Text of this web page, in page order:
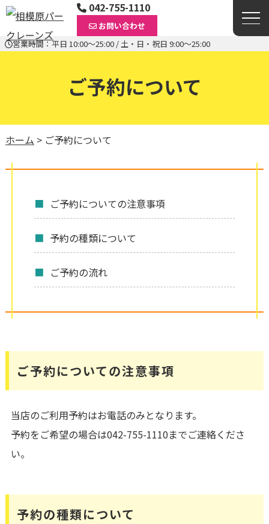
営業時間：平日 10:00〜25:00 / 土・日・祝日 9:00〜25:00
042-755-1110
お問い合わせ
ご予約について
ホーム > ご予約について
ご予約についての注意事項
予約の種類について
ご予約の流れ
ご予約についての注意事項
当店のご利用予約はお電話のみとなります。
予約をご希望の場合は042-755-1110までご連絡くださ
い。
予約の種類について